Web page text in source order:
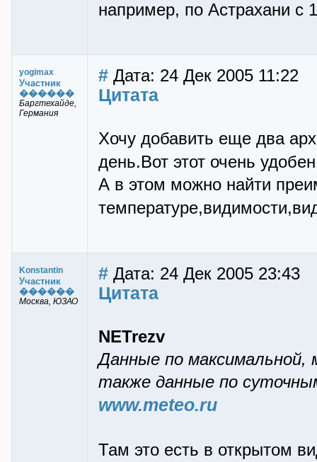
например, по Астрахани с
yogimax
Участник
������
Баргтехайде,
Германия
# Дата: 24 Дек 2005 11:22
Цитата
Хочу добавить еще два
день.Вот этот очень
А в этом можно найти
Konstantin
Участник
������
Москва, ЮЗАО
# Дата: 24 Дек 2005 23:43
Цитата
NETrezv
Данные по максимальной,
также данные по
www.meteo.ru
Там это есть в открытом